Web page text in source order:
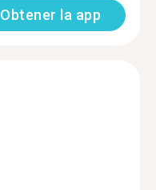
Obtener la app